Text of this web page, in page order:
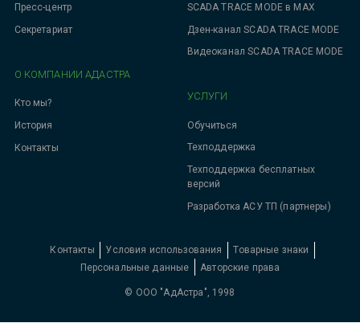
SCADA TRACE MODE в MAX
Дзен-канал SCADA TRACE MODE
Видеоканал SCADA TRACE MODE
УСЛУГИ
Обучиться
Техподдержка
Техподдержка бесплатных
версий
Разработка АСУ ТП (партнеры)
Пресс-центр
Секретариат
О КОМПАНИИ АДАСТРА
Кто мы?
История
Контакты
Контакты Условия использования
Товарные знаки
Персональные данные
Авторские права
© ООО "АдАстра", 1998